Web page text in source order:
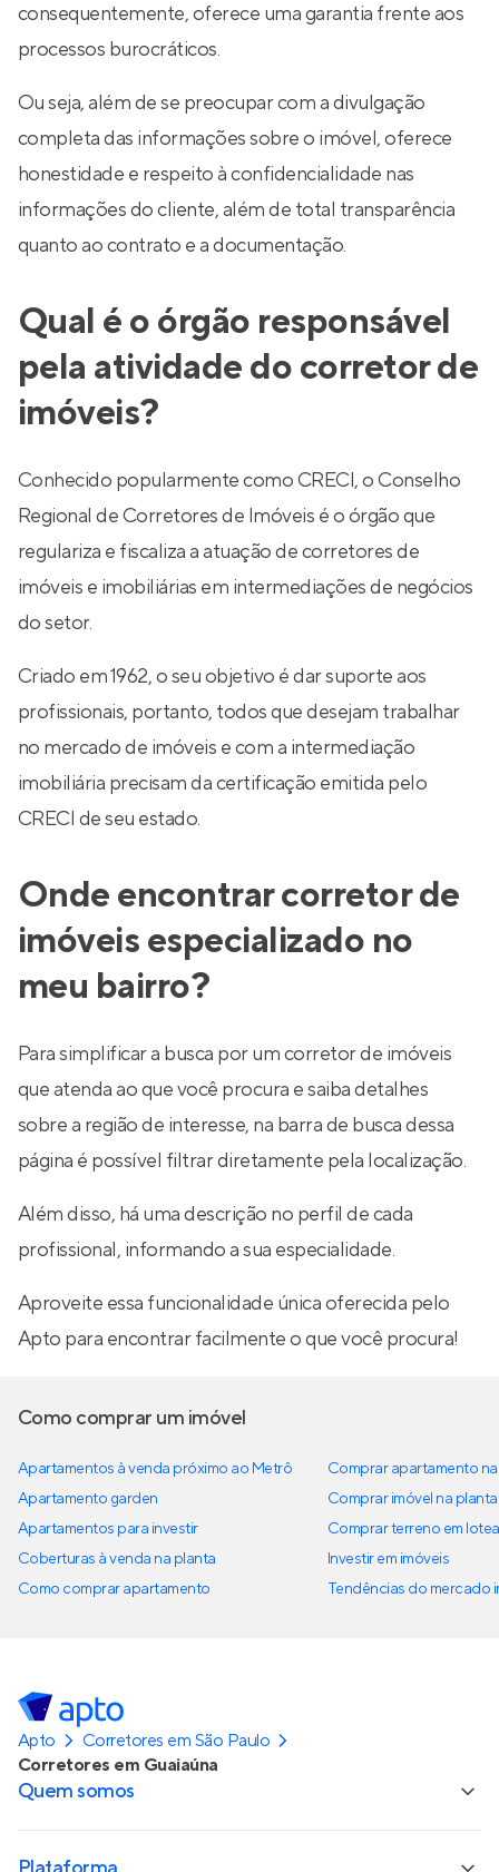
consequentemente, oferece uma garantia frente aos
processos burocráticos.
Ou seja, além de se preocupar com a divulgação
completa das informações sobre o imóvel, oferece
honestidade e respeito à confidencialidade nas
informações do cliente, além de total transparência
quanto ao contrato e a documentação.
Qual é o órgão responsável
pela atividade do corretor de
imóveis?
Conhecido popularmente como CRECI, o Conselho
Regional de Corretores de Imóveis é o órgão que
regulariza e fiscaliza a atuação de corretores de
imóveis e imobiliárias em intermediações de negócios
do setor.
Criado em 1962, o seu objetivo é dar suporte aos
profissionais, portanto, todos que desejam trabalhar
no mercado de imóveis e com a intermediação
imobiliária precisam da certificação emitida pelo
CRECI de seu estado.
Onde encontrar corretor de
imóveis especializado no
meu bairro?
Para simplificar a busca por um corretor de imóveis
que atenda ao que você procura e saiba detalhes
sobre a região de interesse, na barra de busca dessa
página é possível filtrar diretamente pela localização.
Além disso, há uma descrição no perfil de cada
profissional, informando a sua especialidade.
Aproveite essa funcionalidade única oferecida pelo
Apto para encontrar facilmente o que você procura!
Como comprar um imóvel
Apartamentos à venda próximo ao Metrô
Apartamento garden
Apartamentos para investir
Coberturas à venda na planta
Como comprar apartamento
Comprar apartamento
Comprar imóvel na planta
Comprar terreno em
Investir em imóveis
Tendências do mercado
Apto
Corretores em São Paulo
Corretores em Guaiaúna
Quem somos